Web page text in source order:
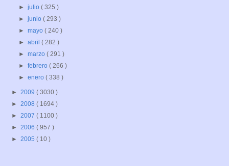
►julio( 325 )
►junio( 293 )
►mayo( 240 )
►abril( 282 )
►marzo( 291 )
►febrero( 266 )
►enero( 338 )
► 2009 ( 3030 )
► 2008 ( 1694 )
► 2007 ( 1100 )
► 2006 ( 957 )
► 2005 ( 10 )